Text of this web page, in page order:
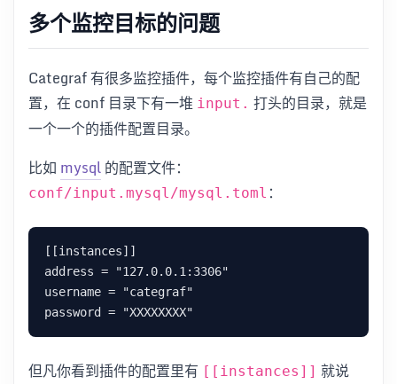
多个监控目标的问题
Categraf 有很多监控插件，每个监控插件有自己的配
置，在 conf 目录下有一堆 input. 打头的目录，就是
一个一个的插件配置目录。
比如 mysql的配置文件：
conf/input.mysql/mysql.toml ：
[[instances]]
address = "127.0.0.1:3306"
username = "categraf"
但凡你看到插件的配置里有 [[instances]] 就说